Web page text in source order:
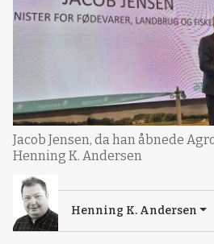
Jacob Jensen, da han åbnede
Henning K. Andersen
Henning K. Andersen